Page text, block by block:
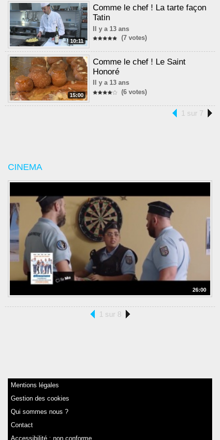
10:11
Comme le chef ! La tarte façon
Tatin
Il y a 13 ans
(7 votes)
15:00
Comme le chef ! Le Saint
Honoré
Il y a 13 ans
(6 votes)
1 sur 7
CINEMA
26:00
1 sur 8
Mentions légales
Gestion des cookies
Qui sommes nous ?
Contact
Accessibilité : non conforme